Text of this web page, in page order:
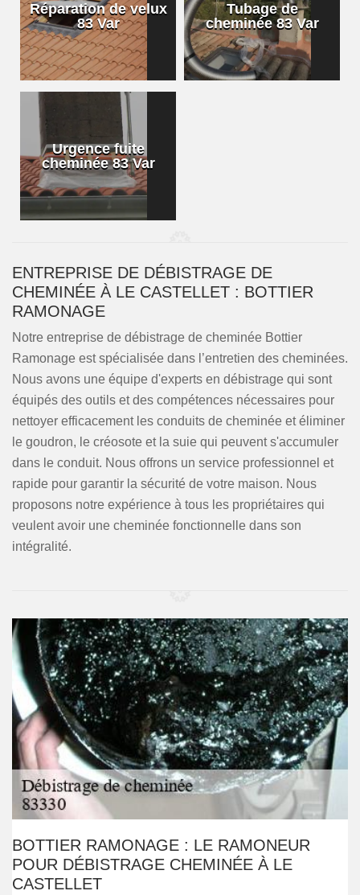
Réparation de velux
83 Var
Tubage de
cheminée 83 Var
Urgence fuite
cheminée 83 Var
ENTREPRISE DE DÉBISTRAGE DE
CHEMINÉE À LE CASTELLET : BOTTIER
RAMONAGE
Notre entreprise de débistrage de cheminée Bottier
Ramonage est spécialisée dans l’entretien des cheminées.
Nous avons une équipe d'experts en débistrage qui sont
équipés des outils et des compétences nécessaires pour
nettoyer efficacement les conduits de cheminée et éliminer
le goudron, le créosote et la suie qui peuvent s'accumuler
dans le conduit. Nous offrons un service professionnel et
rapide pour garantir la sécurité de votre maison. Nous
proposons notre expérience à tous les propriétaires qui
veulent avoir une cheminée fonctionnelle dans son
intégralité.
BOTTIER RAMONAGE : LE RAMONEUR
POUR DÉBISTRAGE CHEMINÉE À LE
CASTELLET